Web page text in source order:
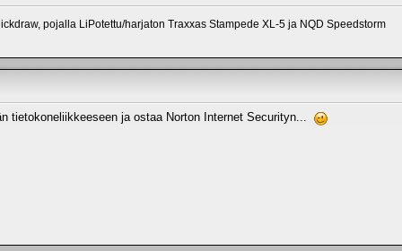
pojalla LiPotettu/harjaton Traxxas Stampede XL-5 ja NQD Speedstorm
tietokoneliikkeeseen ja ostaa Norton Internet Securityn...